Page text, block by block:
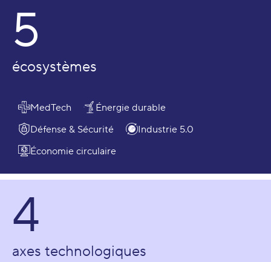
5
écosystèmes
MedTech
Énergie durable
Défense & Sécurité
Industrie 5.0
Économie circulaire
4
axes technologiques